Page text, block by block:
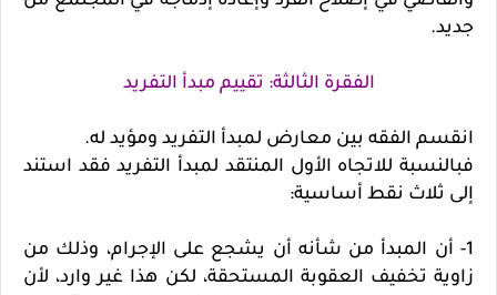
جديد.
الفقرة الثالثة: تقييم مبدأ التفريد
انقسم الفقه بين معارض لمبدأ التفريد ومؤيد له.
فبالنسبة للاتجاه الأول المنتقد لمبدأ التفريد فقد استند
إلى ثلاث نقط أساسية:
1- أن المبدأ من شأنه أن يشجع على الإجرام، وذلك من
زاوية تخفيف العقوبة المستحقة، لكن هذا غير وارد، لأن